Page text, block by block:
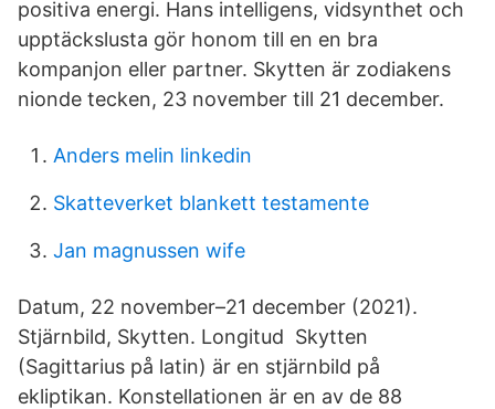
positiva energi. Hans intelligens, vidsynthet och
upptäckslusta gör honom till en en bra
kompanjon eller partner. Skytten är zodiakens
nionde tecken, 23 november till 21 december.
Anders melin linkedin
Skatteverket blankett testamente
Jan magnussen wife
Datum, 22 november–21 december (2021).
Stjärnbild, Skytten. Longitud Skytten
(Sagittarius på latin) är en stjärnbild på
ekliptikan. Konstellationen är en av de 88